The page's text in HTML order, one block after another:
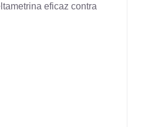
eficaz contra